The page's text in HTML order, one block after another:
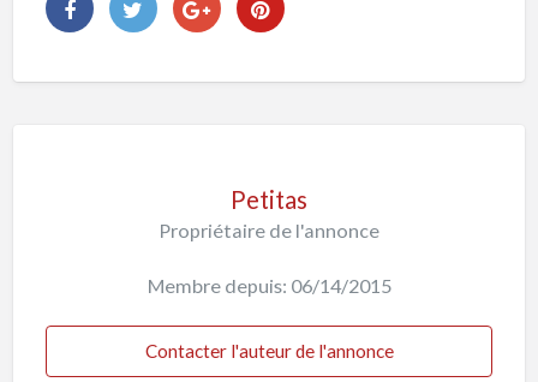
Petitas
Propriétaire de l'annonce
Membre depuis: 06/14/2015
Contacter l'auteur de l'annonce